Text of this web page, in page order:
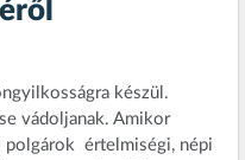
készül.
vádoljanak. Amikor
 értelmiségi, népi